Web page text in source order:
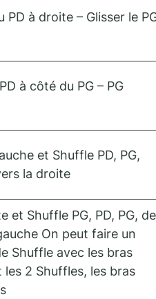
PD à droite – Glisser le
à côté du PG – PG
et Shuffle PD, PG,
la droite
et Shuffle PG, PD, PG, de
On peut faire un
Shuffle avec les bras
les 2 Shuffles, les bras